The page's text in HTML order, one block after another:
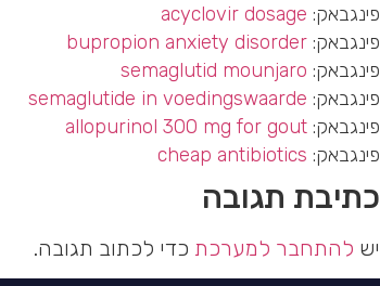
פינגבאק: acyclovir dosage
פינגבאק: bupropion anxiety disorder
פינגבאק: semaglutid mounjaro
פינגבאק: semaglutide in voedingswaarde
פינגבאק: allopurinol 300 mg for gout
פינגבאק: cheap antibiotics
כתיבת תגובה
יש להתחבר למערכת כדי לכתוב תגובה.